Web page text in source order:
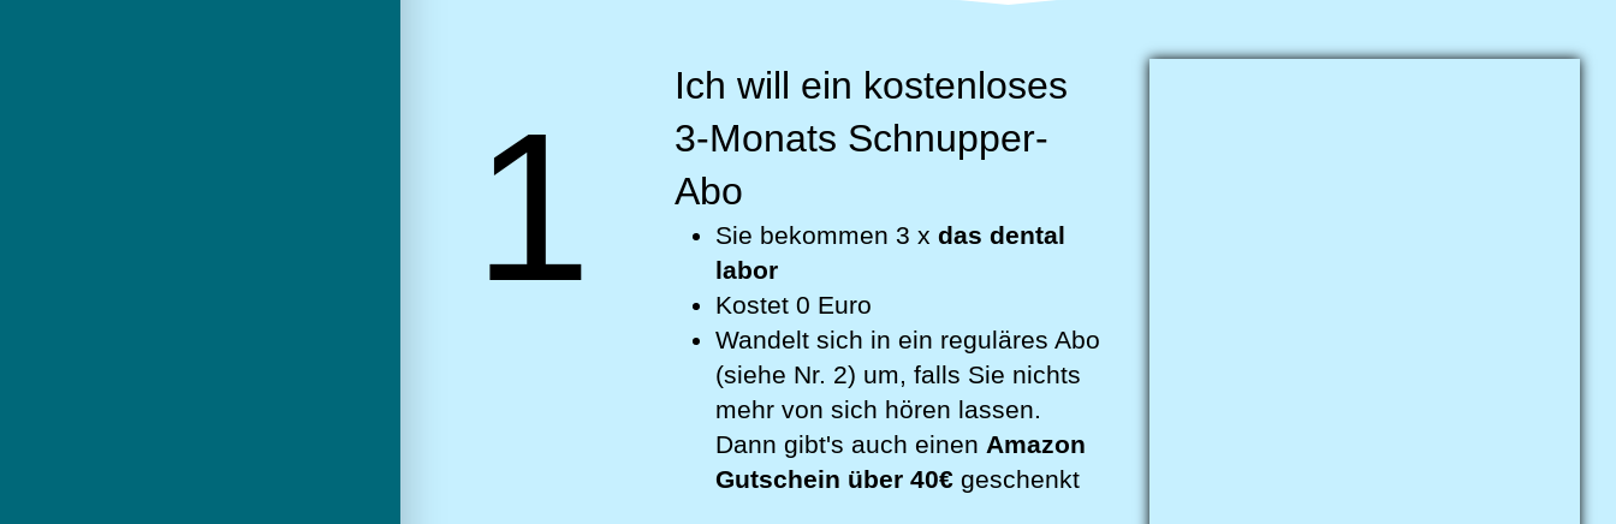
1
Ich will ein kostenloses
3-Monats Schnupper-
Abo
Sie bekommen 3 xdas dental
labor
Kostet 0 Euro
Wandelt sich in ein reguläres Abo
(siehe Nr. 2) um, falls Sie nichts
mehr von sich hören lassen.
Dann gibt's auch einen Amazon
Gutschein über 40€ geschenkt